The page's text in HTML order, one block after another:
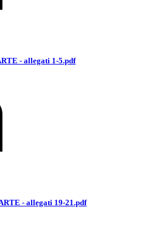
- allegati 1-5.pdf
- allegati 19-21.pdf